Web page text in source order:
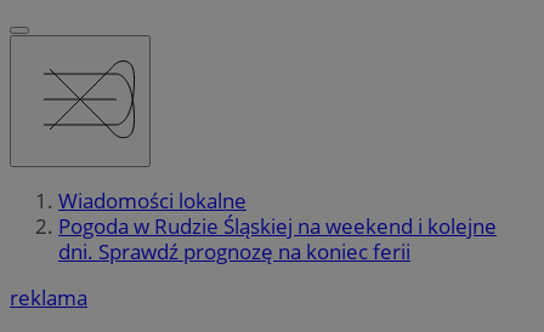
Wiadomości lokalne
Pogoda w Rudzie Śląskiej na weekend i kolejne
dni. Sprawdź prognozę na koniec ferii
reklama